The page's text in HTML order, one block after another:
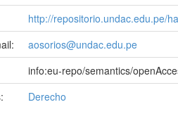
http://repositorio.undac.edu.pe/
aosorios@undac.edu.pe
info:eu-repo/semantics/
Derecho